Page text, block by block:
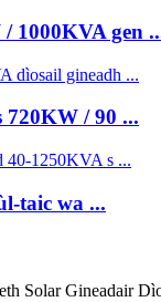
1000KVA gen
720KW / 90 ...
taic wa ...